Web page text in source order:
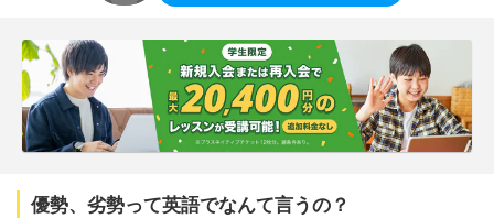
優勢、劣勢って英語でなんて言うの？